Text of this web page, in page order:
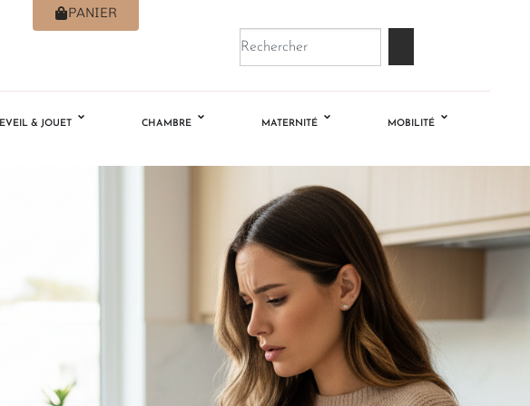
PANIER
EVEIL & JOUET CHAMBRE MATERNITÉ MOBILITÉ